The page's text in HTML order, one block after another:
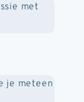
met
je meteen